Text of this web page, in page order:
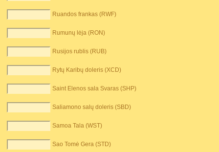
Ruandos frankas (RWF)
Rumunų lėja (RON)
Rusijos rublis (RUB)
Rytų Karibų doleris (XCD)
Saint Elenos sala Svaras (SHP)
Saliamono salų doleris (SBD)
Samoa Tala (WST)
Sao Tomė Gera (STD)